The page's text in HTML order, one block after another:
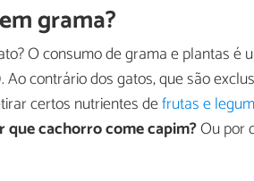
grama?
O consumo de grama e plantas é
Ao contrário dos gatos, que são
certos nutrientes defrutas e
que cachorro come capim?Ou por